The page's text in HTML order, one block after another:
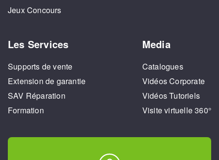
Jeux Concours
Les Services
Supports de vente
Extension de garantie
SAV Réparation
Formation
Media
Catalogues
Vidéos Corporate
Vidéos Tutoriels
Visite virtuelle 360°